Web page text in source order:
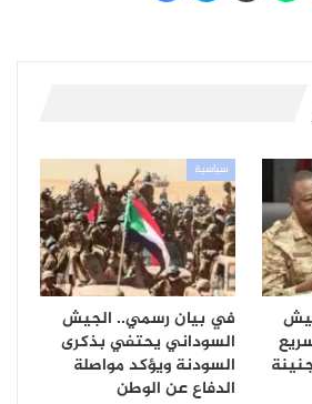
سياسية
في بيان رسمي.. الجيش
السوداني يحتفي بذكرى
السودنة ويؤكد مواصلة
الدفاع عن الوطن